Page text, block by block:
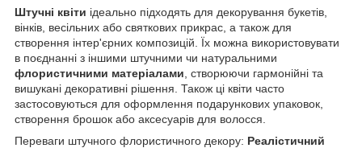
Штучні квіти ідеально підходять для декорування букетів,
вінків, весільних або святкових прикрас, а також для
створення інтер'єрних композицій. Їх можна використовувати
в поєднанні з іншими штучними чи натуральними
флористичними матеріалами , створюючи гармонійні та
вишукані декоративні рішення. Також ці квіти часто
застосовуються для оформлення подарункових упаковок,
створення брошок або аксесуарів для волосся.
Переваги штучного флористичного декору: Реалістичний